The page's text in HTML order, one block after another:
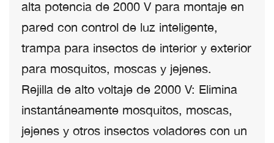
alta potencia de 2000 V para montaje en
pared con control de luz inteligente,
trampa para insectos de interior y exterior
para mosquitos, moscas y jejenes.
Rejilla de alto voltaje de 2000 V: Elimina
instantáneamente mosquitos, moscas,
jejenes y otros insectos voladores con un